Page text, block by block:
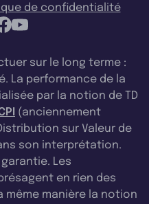
de confidentialité
sur le long terme :
La performance de la
par la notion de TD
(anciennement
sur Valeur de
son interprétation.
Les
en rien des
même manière la notion